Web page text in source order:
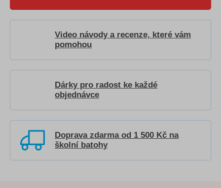
Video návody a recenze, které vám
pomohou
Dárky pro radost ke každé
objednávce
Doprava zdarma od 1 500 Kč na
školní batohy